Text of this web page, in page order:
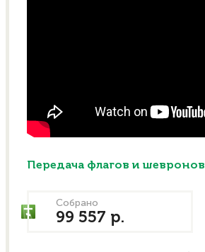
Передача флагов и шевронов
Собрано
99 557 р.